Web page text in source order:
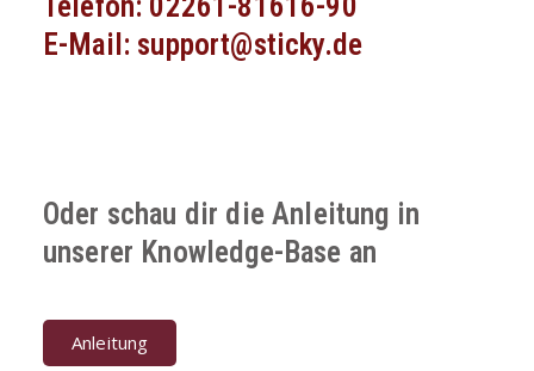
E-Mail: support@sticky.de
Oder schau dir die Anleitung in
unserer Knowledge-Base an
Anleitung